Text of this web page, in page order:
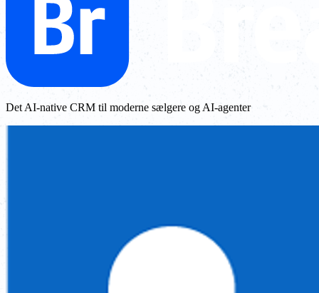
Det AI-native CRM til moderne sælgere og AI-agenter